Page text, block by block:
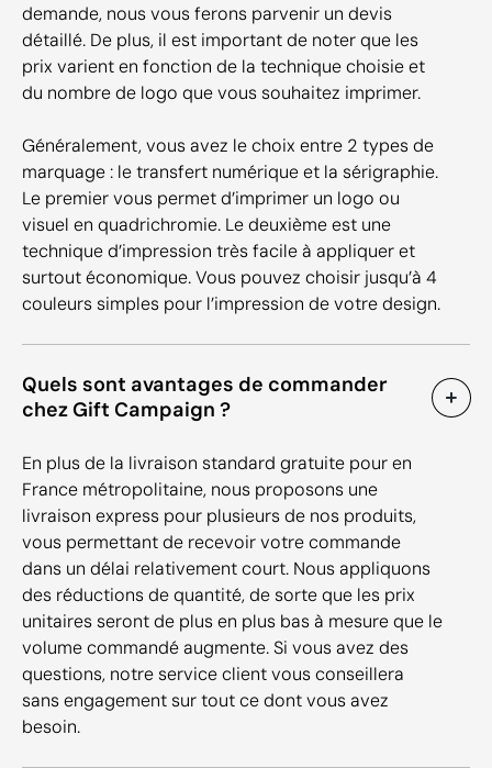
demande, nous vous ferons parvenir un devis
détaillé. De plus, il est important de noter que les
prix varient en fonction de la technique choisie et
du nombre de logo que vous souhaitez imprimer.
Généralement, vous avez le choix entre 2 types de
marquage : le transfert numérique et la sérigraphie.
Le premier vous permet d’imprimer un logo ou
visuel en quadrichromie. Le deuxième est une
technique d’impression très facile à appliquer et
surtout économique. Vous pouvez choisir jusqu’à 4
couleurs simples pour l’impression de votre design.
Quels sont avantages de commander
chez Gift Campaign ?
En plus de la livraison standard gratuite pour en
France métropolitaine, nous proposons une
livraison express pour plusieurs de nos produits,
vous permettant de recevoir votre commande
dans un délai relativement court. Nous appliquons
des réductions de quantité, de sorte que les prix
unitaires seront de plus en plus bas à mesure que le
volume commandé augmente. Si vous avez des
questions, notre service client vous conseillera
sans engagement sur tout ce dont vous avez
besoin.